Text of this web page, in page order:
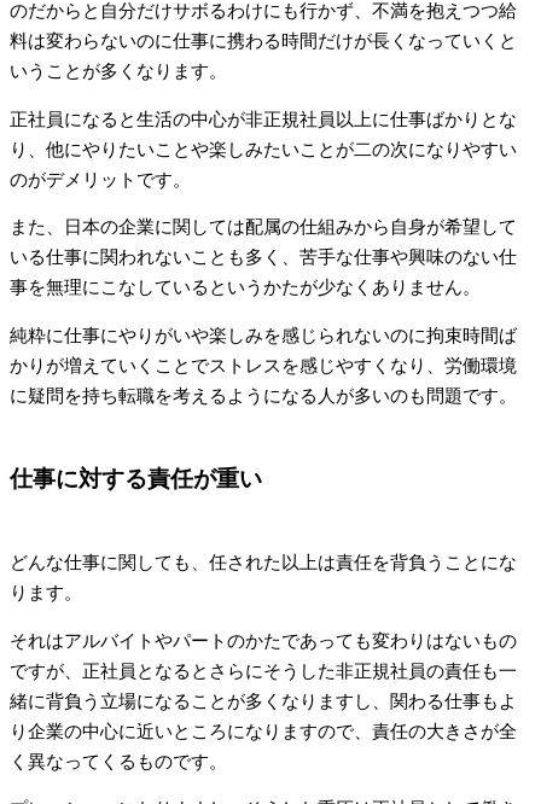
のだからと自分だけサボるわけにも行かず、不満を抱えつつ給
料は変わらないのに仕事に携わる時間だけが長くなっていくと
いうことが多くなります。
正社員になると生活の中心が非正規社員以上に仕事ばかりとな
り、他にやりたいことや楽しみたいことが二の次になりやすい
のがデメリットです。
また、日本の企業に関しては配属の仕組みから自身が希望して
いる仕事に関われないことも多く、苦手な仕事や興味のない仕
事を無理にこなしているというかたが少なくありません。
純粋に仕事にやりがいや楽しみを感じられないのに拘束時間ば
かりが増えていくことでストレスを感じやすくなり、労働環境
に疑問を持ち転職を考えるようになる人が多いのも問題です。
仕事に対する責任が重い
どんな仕事に関しても、任された以上は責任を背負うことにな
ります。
それはアルバイトやパートのかたであっても変わりはないもの
ですが、正社員となるとさらにそうした非正規社員の責任も一
緒に背負う立場になることが多くなりますし、関わる仕事もよ
り企業の中心に近いところになりますので、責任の大きさが全
く異なってくるものです。